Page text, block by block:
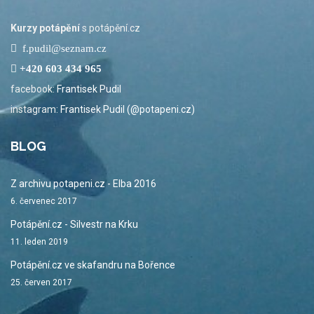
Kurzy potápěnís potápění.cz
f.pudil@seznam.cz
+420 603 434 965
facebook: Frantisek Pudil
instagram: Frantisek Pudil (@potapeni.cz)
BLOG
Z archivu potapeni.cz - Elba 2016
6. červenec 2017
Potápění.cz - Silvestr na Krku
11. leden 2019
Potápění.cz ve skafandru na Bořence
25. červen 2017